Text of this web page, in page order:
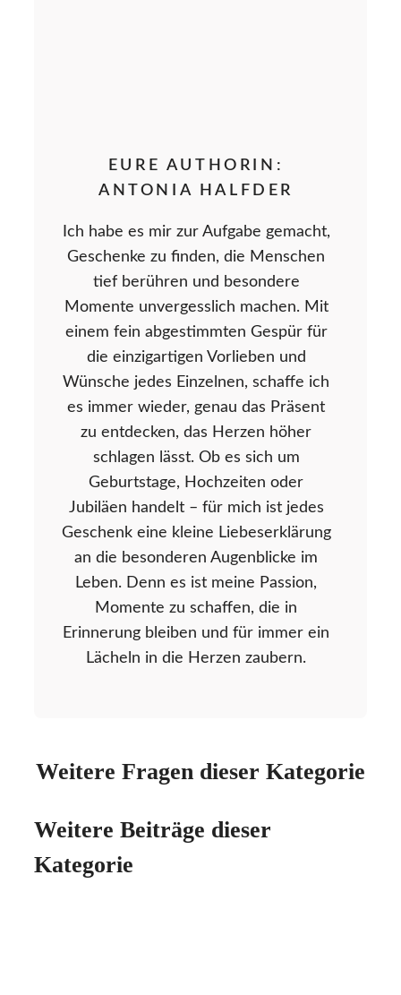
EURE AUTHORIN:
ANTONIA HALFDER
Ich habe es mir zur Aufgabe gemacht,
Geschenke zu finden, die Menschen
tief berühren und besondere
Momente unvergesslich machen. Mit
einem fein abgestimmten Gespür für
die einzigartigen Vorlieben und
Wünsche jedes Einzelnen, schaffe ich
es immer wieder, genau das Präsent
zu entdecken, das Herzen höher
schlagen lässt. Ob es sich um
Geburtstage, Hochzeiten oder
Jubiläen handelt – für mich ist jedes
Geschenk eine kleine Liebeserklärung
an die besonderen Augenblicke im
Leben. Denn es ist meine Passion,
Momente zu schaffen, die in
Erinnerung bleiben und für immer ein
Lächeln in die Herzen zaubern.
Weitere Fragen dieser Kategorie
Weitere Beiträge dieser
Kategorie